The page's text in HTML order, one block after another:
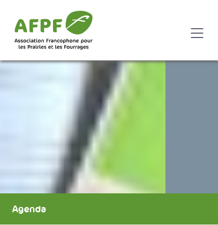
Agenda